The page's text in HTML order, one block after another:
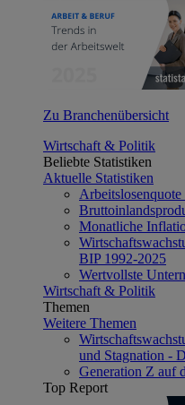
Zu Branchenübersicht
Wirtschaft & Politik
Beliebte Statistiken
Aktuelle Statistiken
Monatliche
BIP 1992-2025
Wertvollste
Wirtschaft & Politik
Themen
Weitere Themen
und Stagnation -
Generation Z auf
Top Report